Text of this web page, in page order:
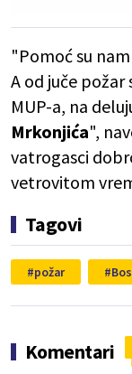
"Pomoć su
A od juče
MUP-a, na
Mrkonjića",
vatrogasci
vetrovitom
Tagovi
požar
Komentari